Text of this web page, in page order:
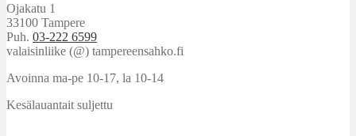
Ojakatu 1
33100 Tampere
Puh. 03-222 6599
valaisinliike (@) tampereensahko.fi
Avoinna ma-pe 10-17, la 10-14
Kesälauantait suljettu